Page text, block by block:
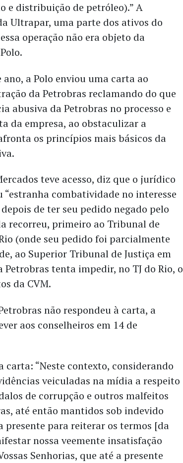
e distribuição de petróleo).” A
Ultrapar, uma parte dos ativos do
operação não era objeto da
a Polo enviou uma carta ao
da Petrobras reclamando do que
abusiva da Petrobras no processo e
da empresa, ao obstaculizar a
os princípios mais básicos da
teve acesso, diz que o jurídico
“estranha combatividade no interesse
de ter seu pedido negado pelo
recorreu, primeiro ao Tribunal de
(onde seu pedido foi parcialmente
ao Superior Tribunal de Justiça em
tenta impedir, no TJ do Rio, o
da CVM.
não respondeu à carta, a
aos conselheiros em 14 de
carta: “Neste contexto, considerando
veiculadas na mídia a respeito
de corrupção e outros malfeitos
até então mantidos sob indevido
presente para reiterar os termos [da
nossa veemente insatisfação
Senhorias, que até a presente